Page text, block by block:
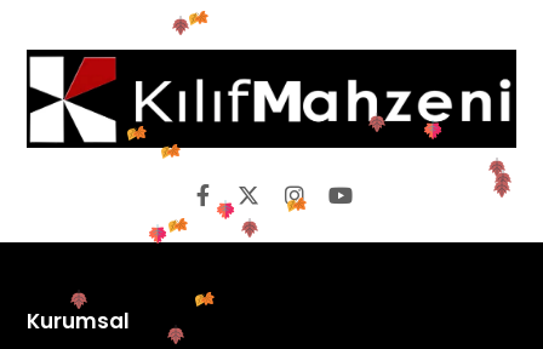
Kurumsal